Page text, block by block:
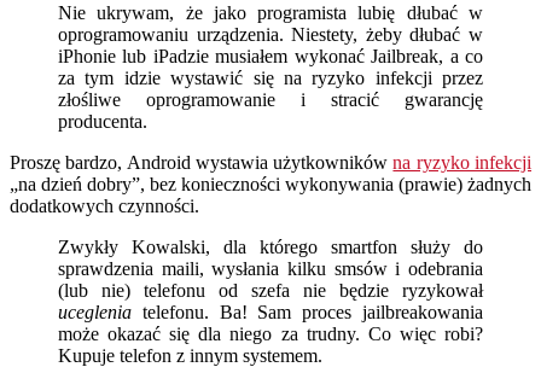
Nie ukrywam, że jako programista lubię dłubać w
oprogramowaniu urządzenia. Niestety, żeby dłubać w
iPhonie lub iPadzie musiałem wykonać Jailbreak, a co
za tym idzie wystawić się na ryzyko infekcji przez
złośliwe oprogramowanie i stracić gwarancję
producenta.
Proszę bardzo, Android wystawia użytkownikówna ryzyko infekcji
„na dzień dobry”, bez konieczności wykonywania (prawie) żadnych
dodatkowych czynności.
Zwykły Kowalski, dla którego smartfon służy do
sprawdzenia maili, wysłania kilku smsów i odebrania
(lub nie) telefonu od szefa nie będzie ryzykował
uceglenia telefonu. Ba! Sam proces jailbreakowania
może okazać się dla niego za trudny. Co więc robi?
Kupuje telefon z innym systemem.